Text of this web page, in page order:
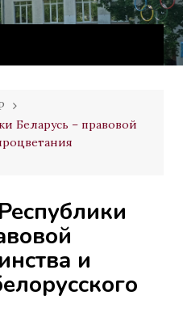
резерва
Беларусь – правовой
и